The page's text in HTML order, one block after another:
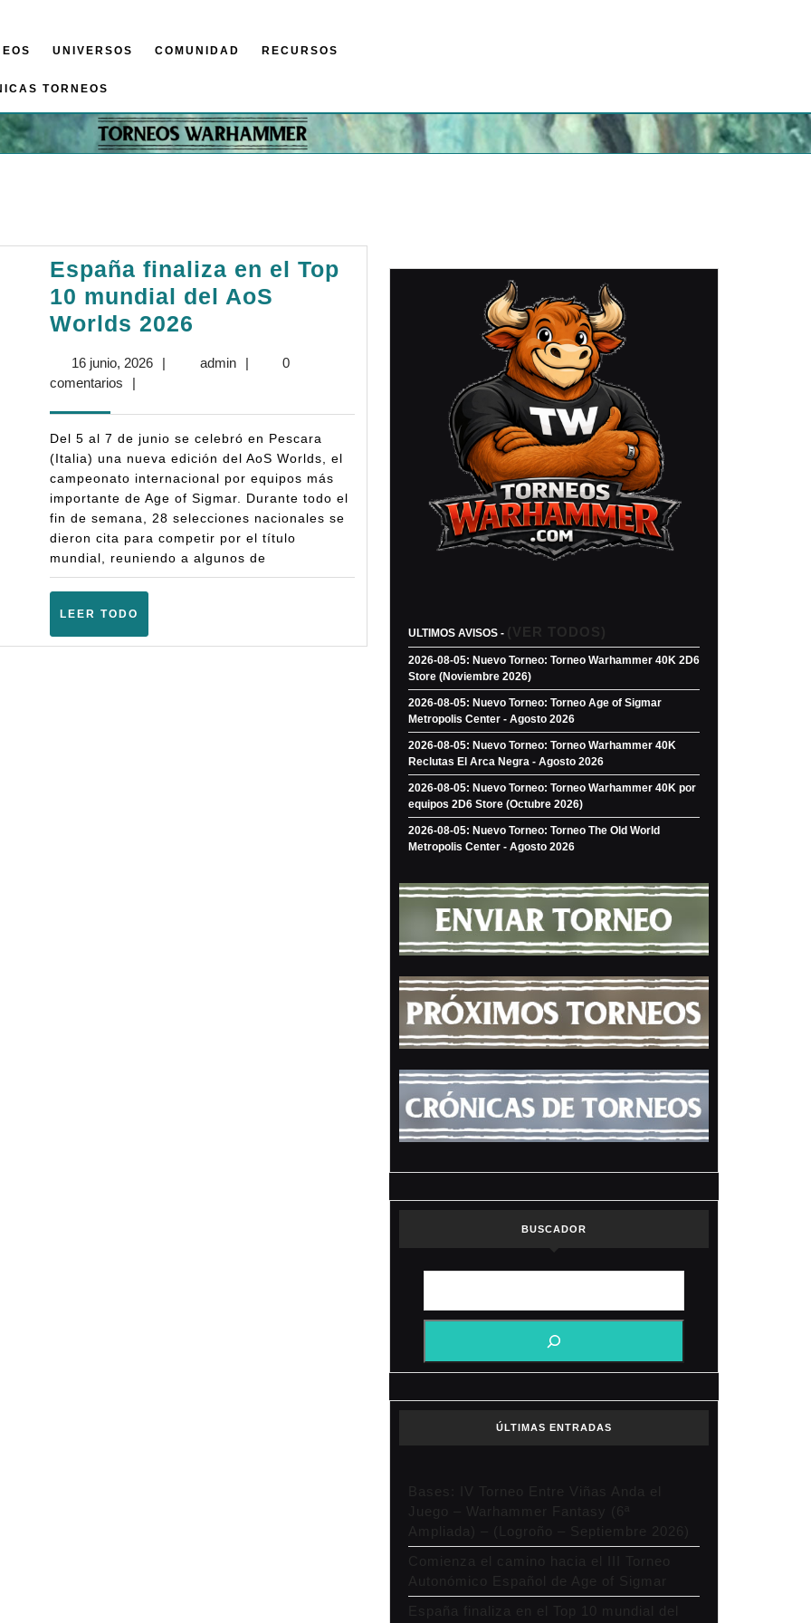
UNIVERSOS COMUNIDAD RECURSOS
TORNEOS
España finaliza en el Top
10 mundial del AoS
Worlds 2026
Top
10
mundial
del
AoS
Worlds
16 junio, 202616| adminadmin
|
0
comentarios
|
Del 5 al 7 de junio se celebró en Pescara
(Italia) una nueva edición del AoS Worlds, el
campeonato internacional por equipos más
importante de Age of Sigmar. Durante todo el
fin de semana, 28 selecciones nacionales se
dieron cita para competir por el título
mundial, reuniendo a algunos de
LEER TODO
ULTIMOS AVISOS - (VER TODOS)
2026-08-05: Nuevo Torneo: Torneo Warhammer 40K 2D6
Store (Noviembre 2026)
2026-08-05: Nuevo Torneo: Torneo Age of Sigmar
Metropolis Center - Agosto 2026
2026-08-05: Nuevo Torneo: Torneo Warhammer 40K
Reclutas El Arca Negra - Agosto 2026
2026-08-05: Nuevo Torneo: Torneo Warhammer 40K por
equipos 2D6 Store (Octubre 2026)
2026-08-05: Nuevo Torneo: Torneo The Old World
Metropolis Center - Agosto 2026
BUSCADOR
ÚLTIMAS ENTRADAS
Bases: IV Torneo Entre Viñas Anda el
Juego – Warhammer Fantasy (6ª
Ampliada) – (Logroño – Septiembre 2026)
Comienza el camino hacia el III Torneo
Autonómico Español de Age of Sigmar
España finaliza en el Top 10 mundial del